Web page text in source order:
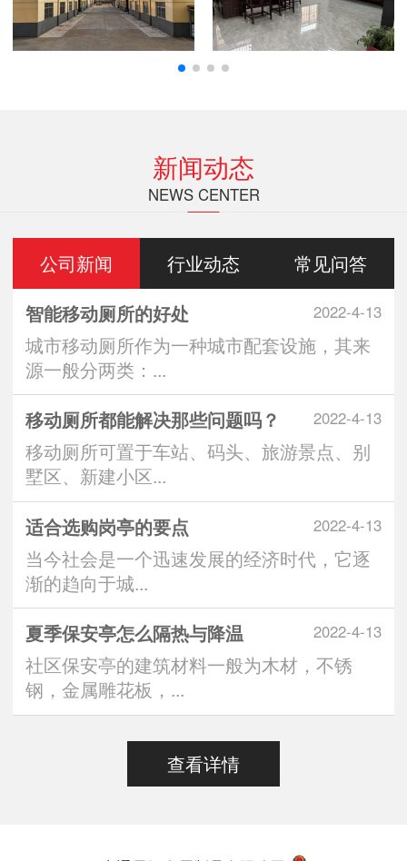
新闻动态
NEWS CENTER
公司新闻 行业动态 常见问答
2022-4-13
智能移动厕所的好处
城市移动厕所作为一种城市配套设施，其来
源一般分两类：...
2022-4-13
移动厕所都能解决那些问题吗？
移动厕所可置于车站、码头、旅游景点、别
墅区、新建小区...
2022-4-13
适合选购岗亭的要点
当今社会是一个迅速发展的经济时代，它逐
渐的趋向于城...
2022-4-13
夏季保安亭怎么隔热与降温
社区保安亭的建筑材料一般为木材，不锈
钢，金属雕花板，...
查看详情